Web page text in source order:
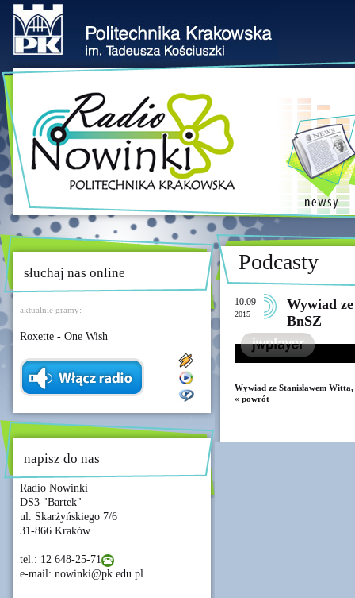
słuchaj nas online
aktualnie gramy:
Roxette - One Wish
napisz do nas
Radio Nowinki
DS3 "Bartek"
ul. Skarżyńskiego 7/6
31-866 Kraków
tel.: 12 648-25-71
e-mail: nowinki@pk.edu.pl
Podcasty
10.09
2015
Wywiad
BnSZ
Wywiad ze Stanisławem
« powrót